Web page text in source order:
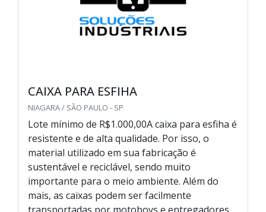
CAIXA PARA ESFIHA
NIAGARA / SÃO PAULO - SP
Lote mínimo de R$1.000,00A caixa para esfiha é
resistente e de alta qualidade. Por isso, o
material utilizado em sua fabricação é
sustentável e reciclável, sendo muito
importante para o meio ambiente. Além do
mais, as caixas podem ser facilmente